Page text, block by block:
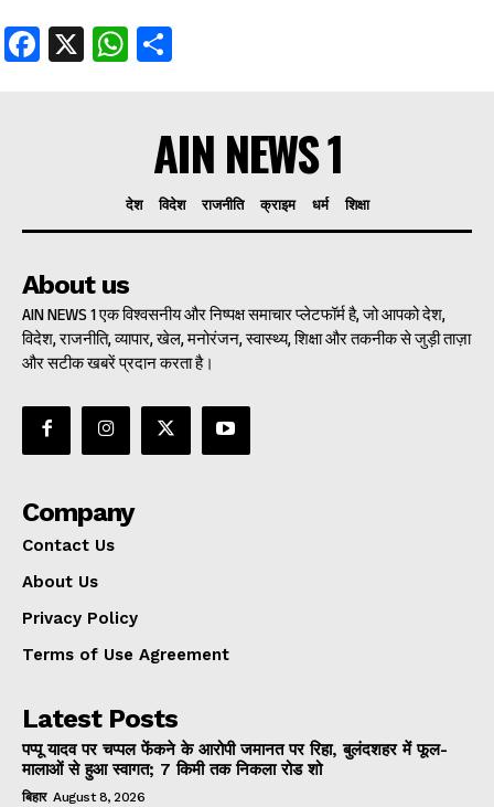
Facebook
X WhatsApp
AIN NEWS 1
देश विदेश राजनीति क्राइम धर्म शिक्षा
About us
AIN NEWS 1 एक विश्वसनीय और निष्पक्ष समाचार प्लेटफॉर्म है, जो आपको देश,
विदेश, राजनीति, व्यापार, खेल, मनोरंजन, स्वास्थ्य, शिक्षा और तकनीक से जुड़ी ताज़ा
और सटीक खबरें प्रदान करता है।
Company
Contact Us
About Us
Privacy Policy
Terms of Use Agreement
Latest Posts
पप्पू यादव पर चप्पल फेंकने के आरोपी जमानत पर रिहा, बुलंदशहर में फूल-
मालाओं से हुआ स्वागत; 7 किमी तक निकला रोड शो
बिहार August 8, 2026